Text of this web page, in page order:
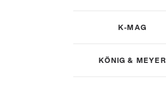
K-MAG
KÖNIG & MEYER